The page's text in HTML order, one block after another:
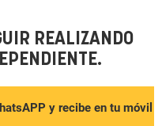
REALIZANDO
y recibe en tu móvil